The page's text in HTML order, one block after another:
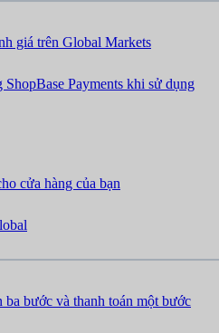
giá trên Global Markets
Payments khi sử dụng
cửa hàng của bạn
bước và thanh toán một bước